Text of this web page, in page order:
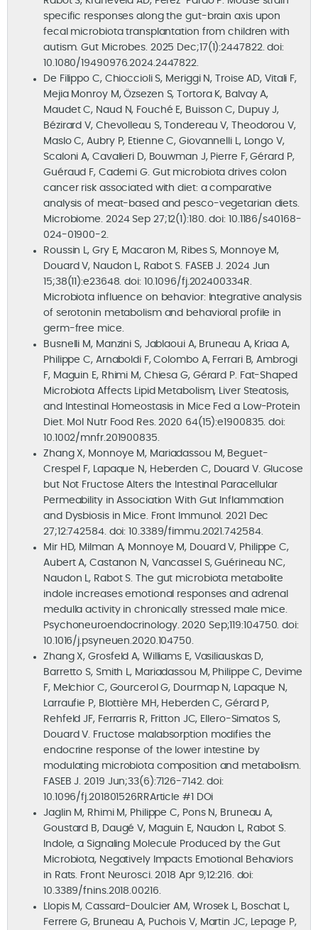
specific responses along the gut-brain axis upon
fecal microbiota transplantation from children with
autism. Gut Microbes. 2025 Dec;17(1):2447822. doi:
10.1080/19490976.2024.2447822.
De Filippo C, Chioccioli S, Meriggi N, Troise AD, Vitali F,
Mejia Monroy M, Özsezen S, Tortora K, Balvay A,
Maudet C, Naud N, Fouché E, Buisson C, Dupuy J,
Bézirard V, Chevolleau S, Tondereau V, Theodorou V,
Maslo C, Aubry P, Etienne C, Giovannelli L, Longo V,
Scaloni A, Cavalieri D, Bouwman J, Pierre F, Gérard P,
Guéraud F, Caderni G. Gut microbiota drives colon
cancer risk associated with diet: a comparative
analysis of meat-based and pesco-vegetarian diets.
Microbiome. 2024 Sep 27;12(1):180. doi: 10.1186/s40168-
024-01900-2.
Roussin L, Gry E, Macaron M, Ribes S, Monnoye M,
Douard V, Naudon L, Rabot S. FASEB J. 2024 Jun
15;38(11):e23648. doi: 10.1096/fj.202400334R.
Microbiota influence on behavior: Integrative analysis
of serotonin metabolism and behavioral profile in
germ-free mice.
Busnelli M, Manzini S, Jablaoui A, Bruneau A, Kriaa A,
Philippe C, Arnaboldi F, Colombo A, Ferrari B, Ambrogi
F, Maguin E, Rhimi M, Chiesa G, Gérard P. Fat-Shaped
Microbiota Affects Lipid Metabolism, Liver Steatosis,
and Intestinal Homeostasis in Mice Fed a Low-Protein
Diet. Mol Nutr Food Res. 2020 64(15):e1900835. doi:
10.1002/mnfr.201900835.
Zhang X, Monnoye M, Mariadassou M, Beguet-
Crespel F, Lapaque N, Heberden C, Douard V. Glucose
but Not Fructose Alters the Intestinal Paracellular
Permeability in Association With Gut Inflammation
and Dysbiosis in Mice. Front Immunol. 2021 Dec
27;12:742584. doi: 10.3389/fimmu.2021.742584.
Mir HD, Milman A, Monnoye M, Douard V, Philippe C,
Aubert A, Castanon N, Vancassel S, Guérineau NC,
Naudon L, Rabot S. The gut microbiota metabolite
indole increases emotional responses and adrenal
medulla activity in chronically stressed male mice.
Psychoneuroendocrinology. 2020 Sep;119:104750. doi:
10.1016/j.psyneuen.2020.104750.
Zhang X, Grosfeld A, Williams E, Vasiliauskas D,
Barretto S, Smith L, Mariadassou M, Philippe C, Devime
F, Melchior C, Gourcerol G, Dourmap N, Lapaque N,
Larraufie P, Blottière MH, Heberden C, Gérard P,
Rehfeld JF, Ferrarris R, Fritton JC, Ellero-Simatos S,
Douard V. Fructose malabsorption modifies the
endocrine response of the lower intestine by
modulating microbiota composition and metabolism.
FASEB J. 2019 Jun;33(6):7126-7142. doi:
10.1096/fj.201801526RRArticle #1 DOi
Jaglin M, Rhimi M, Philippe C, Pons N, Bruneau A,
Goustard B, Daugé V, Maguin E, Naudon L, Rabot S.
Indole, a Signaling Molecule Produced by the Gut
Microbiota, Negatively Impacts Emotional Behaviors
in Rats. Front Neurosci. 2018 Apr 9;12:216. doi:
10.3389/fnins.2018.00216.
Llopis M, Cassard-Doulcier AM, Wrosek L, Boschat L,
Ferrere G, Bruneau A, Puchois V, Martin JC, Lepage P,